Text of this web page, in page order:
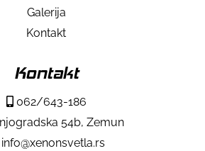
Galerija
Kontakt
Kontakt
062/643-186
54b, Zemun
info@xenonsvetla.rs